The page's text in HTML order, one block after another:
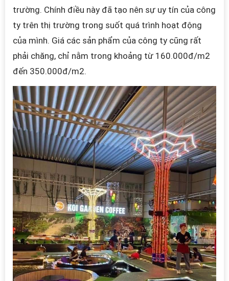
trường. Chính điều này đã tạo nên sự uy tín của công
ty trên thị trường trong suốt quá trình hoạt động
của mình. Giá các sản phẩm của công ty cũng rất
phải chăng, chỉ nằm trong khoảng từ 160.000đ/m2
đến 350.000đ/m2.